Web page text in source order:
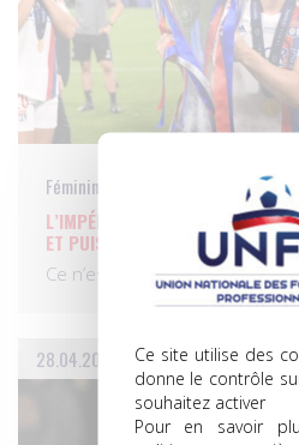
Ce site utilise des
donne le contrôle
souhaitez activer
Pour en savoir
Féminines
L’IMPÉRATRICE EUGÉNIE, QUINZE
ET PUIS S’EN VA…
Ce n’est pas seulement une
28.04.2025